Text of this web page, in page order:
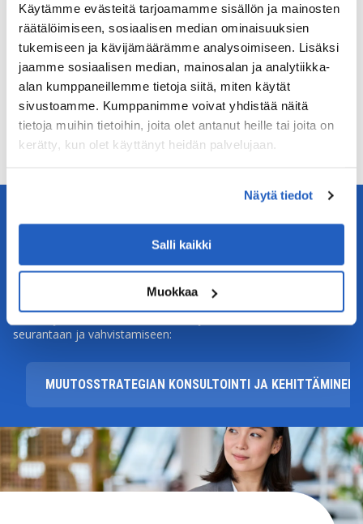
Käytämme evästeitä tarjoamamme sisällön ja mainosten
räätälöimiseen, sosiaalisen median ominaisuuksien
tukemiseen ja kävijämäärämme analysoimiseen. Lisäksi
jaamme sosiaalisen median, mainosalan ja analytiikka-
alan kumppaneillemme tietoja siitä, miten käytät
sivustoamme. Kumppanimme voivat yhdistää näitä
tietoja muihin tietoihin, joita olet antanut heille tai joita on
kerätty, kun olet käyttänyt heidän palvelujaan.
Näytä tiedot
Salli kaikki
Muokkaa
OTA MEIHIN YHTEYTTÄ
JO TÄNÄÄN, JOTTA
VOIMME SELVITTÄÄ, MITEN
MUUTOKSENHALLINTA VOI VAPAUTTAA
ORGANISAATIOSI TODELLISEN POTENTIAALIN.
Muutoksenhallintapalvelumme
Tarjoamme kattavan valikoiman muutosjohtamispalveluja,
jotka on suunniteltu vastaamaan erityistarpeitasi,
muutosjohtamisen konsultoinnista ja kehittämisestä
seurantaan ja vahvistamiseen:
MUUTOSSTRATEGIAN KONSULTOINTI JA KEHITTÄMINEN